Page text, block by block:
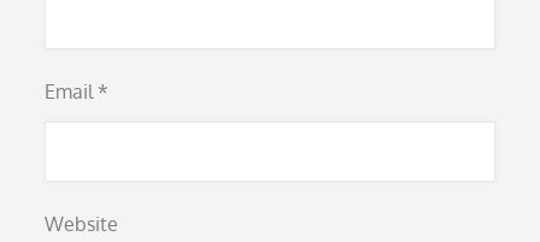
Email *
Website